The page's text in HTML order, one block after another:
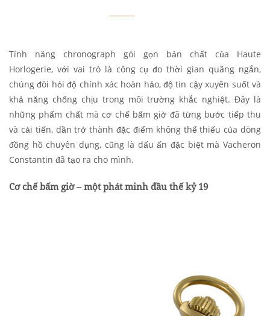
Tính năng chronograph gói gọn bản chất của Haute
Horlogerie, với vai trò là công cụ đo thời gian quãng ngắn,
chúng đòi hỏi độ chính xác hoàn hảo, độ tin cậy xuyên suốt và
khả năng chống chịu trong môi trường khắc nghiệt. Đây là
những phẩm chất mà cơ chế bấm giờ đã từng bước tiếp thu
và cải tiến, dần trở thành đặc điểm không thể thiếu của dòng
đồng hồ chuyên dụng, cũng là dấu ấn đặc biệt mà Vacheron
Constantin đã tạo ra cho mình.
Cơ chế bấm giờ – một phát minh đầu thế kỷ 19